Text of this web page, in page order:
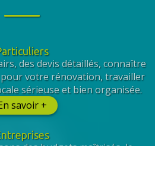
des devis détaillés, connaître
votre rénovation, travailler
sérieuse et bien organisée.
savoir +
des budgets maîtrisés, le